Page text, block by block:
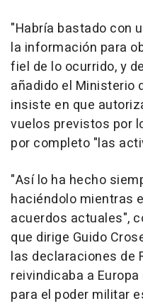
"Habría bastado con
la información para
fiel de lo ocurrido, y
añadido el Ministerio
insiste en que
vuelos previstos por
por completo "las
"Así lo ha hecho
haciéndolo mientras
acuerdos actuales",
que dirige Guido
las declaraciones de
reivindicaba a
para el poder militar